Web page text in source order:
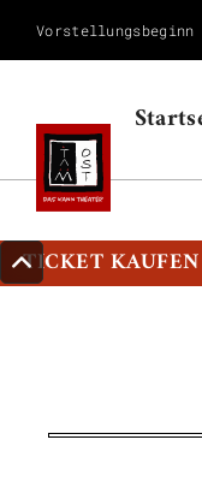
Vorstellungsbeginn
TICKET KAUFEN